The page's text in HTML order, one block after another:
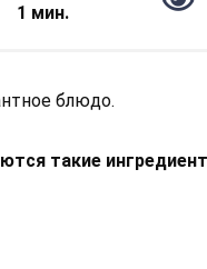
1 мин.
блюдо.
такие